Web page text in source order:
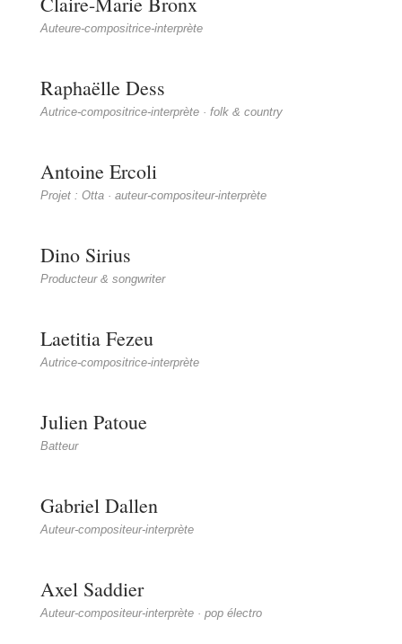
Auteure-compositrice-interprète
Raphaëlle Dess
Autrice-compositrice-interprète · folk & country
Antoine Ercoli
Projet : Otta · auteur-compositeur-interprète
Dino Sirius
Producteur & songwriter
Laetitia Fezeu
Autrice-compositrice-interprète
Julien Patoue
Batteur
Gabriel Dallen
Auteur-compositeur-interprète
Axel Saddier
Auteur-compositeur-interprète · pop électro